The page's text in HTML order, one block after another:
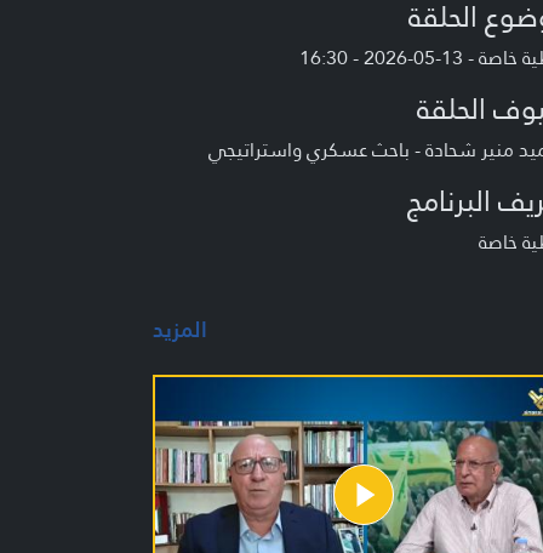
الحلقة
- 13-05-2026 - 16:30
الحلقة
منير شحادة - باحث عسكري واستراتيجي
البرنامج
خاصة
المزيد